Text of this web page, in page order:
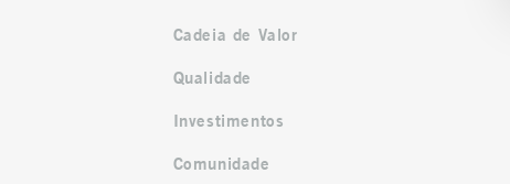
Cadeia de Valor
Qualidade
Investimentos
Comunidade